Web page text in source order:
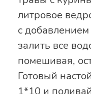
литровое
с
залить все
помешивая,
Готовый
1*10 и